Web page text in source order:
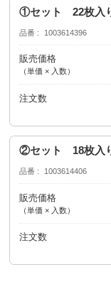
①セット 22枚入
品番 1003614396
販売価格
（単価 × 入数）
注文数
②セット 18枚入
品番 1003614406
販売価格
（単価 × 入数）
注文数